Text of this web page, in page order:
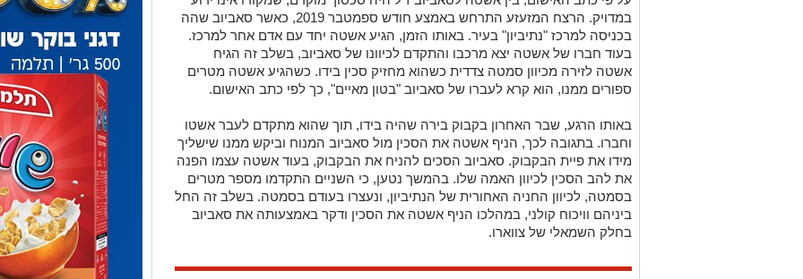
במדויק. הרצח המזעזע התרחש באמצע חודש ספמטבר 2019, כאשר סאביוב שהה
בכניסה למרכז "נתיביון" בעיר. באותו הזמן, הגיע אשטה יחד עם אדם אחר למרכז.
בעוד חברו של אשטה יצא מרכבו והתקדם לכיוונו של סאביוב, בשלב זה הגיח
אשטה לזירה מכיוון סמטה צדדית כשהוא מחזיק סכין בידו. כשהגיע אשטה מטרים
ספורים ממנו, הוא קרא לעברו של סאביוב "בטון מאיים", כך לפי כתב האישום.
באותו הרגע, שבר האחרון בקבוק בירה שהיה בידו, תוך שהוא מתקדם לעבר אשטו
וחברו. בתגובה לכך, הניף אשטה את הסכין מול סאביוב המנוח וביקש ממנו שישליך
מידו את פיית הבקבוק. סאביוב הסכים להניח את הבקבוק, בעוד אשטה עצמו הפנה
את להב הסכין לכיוון האמה שלו. בהמשך נטען, כי השניים התקדמו מספר מטרים
בסמטה, לכיוון החניה האחורית של הנתיביון, ונעצרו בעודם בסמטה. בשלב זה החל
ביניהם וויכוח קולני, במהלכו הניף אשטה את הסכין ודקר באמצעותה את סאביוב
בחלק השמאלי של צווארו.